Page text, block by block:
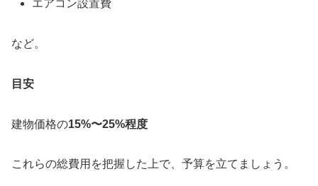
エアコン設置費
など。
目安
建物価格の15%〜25%程度
これらの総費用を把握した上で、予算を立てましょう。